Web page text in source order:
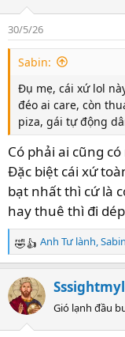
n
s
30/5/26
Sabin:
Đụ mẹ, cái xứ lol
đéo ai care, còn
piza, gái tự động
Có phải ai cũng
Đặc biệt cái xứ
bạt nhất thì cứ là
hay thuê thì đi
R
e
a
c
t
Anh Tư lành,Sabin
Gió lạnh đầu